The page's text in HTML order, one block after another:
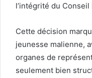
l’intégrité du
Cette décision
jeunesse malienne,
organes de
seulement bien